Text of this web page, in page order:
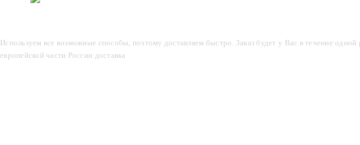
Используем все возможные способы, поэтому доставляем быстро. Заказ будет у Вас в течение одной
европейской части России доставка